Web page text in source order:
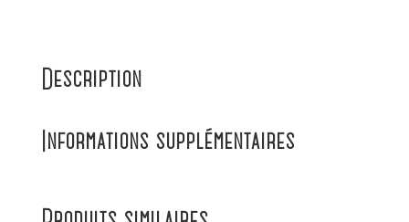
Description
Informations supplémentaires